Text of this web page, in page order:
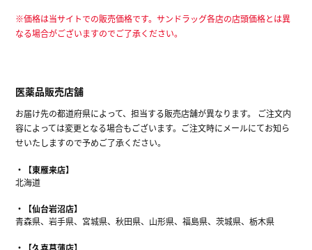
※価格は当サイトでの販売価格です。サンドラッグ各店の店頭価格とは異
なる場合がございますのでご了承ください。
医薬品販売店舗
お届け先の都道府県によって、担当する販売店舗が異なります。 ご注文内
容によっては変更となる場合もございます。ご注文時にメールにてお知ら
せいたしますので予めご了承ください。
【東雁来店】
北海道
【仙台岩沼店】
青森県、岩手県、宮城県、秋田県、山形県、福島県、茨城県、栃木県
【久喜菖蒲店】